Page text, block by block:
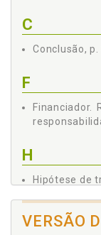
C
Conclusão, p.
F
Financiador.
H
Hipótese de
I
VERSÃO